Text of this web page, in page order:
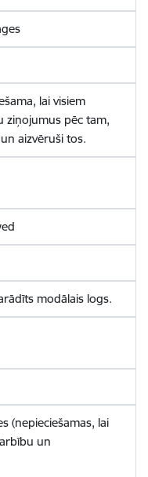
lai visiem
ziņojumus pēc tam,
aizvēruši tos.
modālais logs.
(nepieciešamas, lai
un